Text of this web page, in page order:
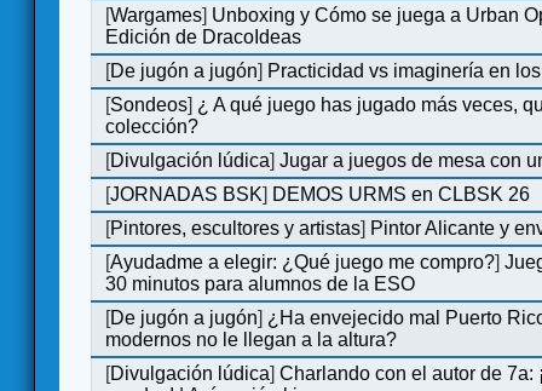
[Wargames] Unboxing y Cómo se juega a Urban
Edición de DracoIdeas
[De jugón a jugón] Practicidad vs imaginería en
[Sondeos] ¿ A qué juego has jugado más veces,
colección?
[Divulgación lúdica]Jugar a juegos de mesa con
[JORNADAS BSK] DEMOS URMS en CLBSK 26
[Pintores, escultores y artistas] Pintor Alicante y
[Ayudadme a elegir: ¿Qué juego me compro?]
30 minutos para alumnos de la ESO
[De jugón a jugón] ¿Ha envejecido mal Puerto
modernos no le llegan a la altura?
[Divulgación lúdica]Charlando con el autor de 7a: